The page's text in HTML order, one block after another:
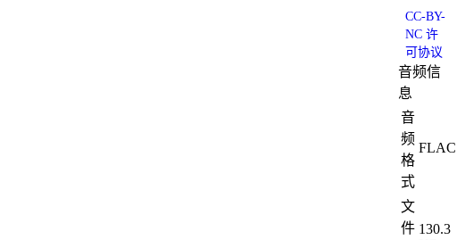
CC-BY-
NC 许
可协议
音频信
息
音
频
格
式
FLAC
文
件 130.3